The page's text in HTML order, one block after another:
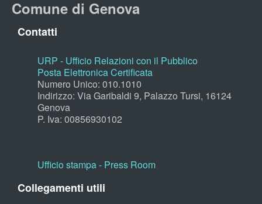
Comune di Genova
Contatti
URP - Ufficio Relazioni con il Pubblico
Posta Elettronica Certificata
Numero Unico: 010.1010
Indirizzo: Via Garibaldi 9, Palazzo Tursi, 16124
Genova
P. Iva: 00856930102
Ufficio stampa - Press Room
Collegamenti utili